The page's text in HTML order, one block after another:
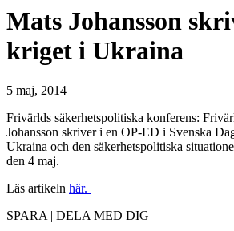
Mats Johansson
kriget i Ukraina
5 maj, 2014
Frivärlds säkerhetspolitiska konferens:
Johansson skriver i en OP-ED i Svenska
Ukraina och den säkerhetspolitiska
den 4 maj.
Läs artikeln här.
SPARA | DELA MED DIG